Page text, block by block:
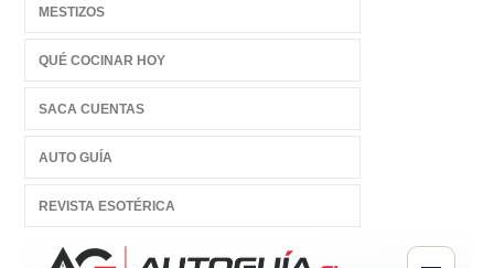
MESTIZOS
QUÉ COCINAR HOY
SACA CUENTAS
AUTO GUÍA
REVISTA ESOTÉRICA